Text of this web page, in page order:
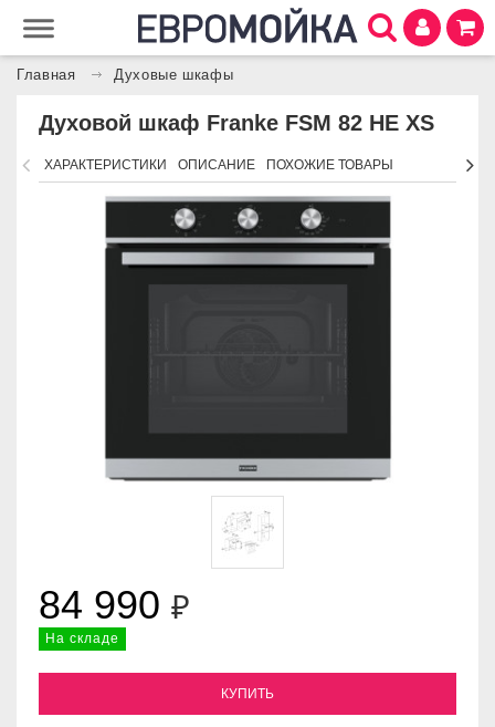
Главная Духовые шкафы
Духовой шкаф Franke FSM 82 HE XS
ХАРАКТЕРИСТИКИ ОПИСАНИЕ ПОХОЖИЕ ТОВАРЫ
84 990 ₽
На складе
КУПИТЬ